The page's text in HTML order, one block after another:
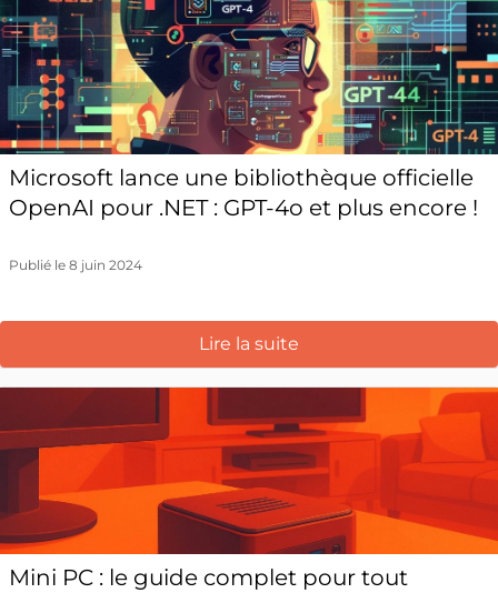
Microsoft lance une bibliothèque officielle
OpenAI pour .NET : GPT-4o et plus encore !
Publié le 8 juin 2024
Lire la suite
Mini PC : le guide complet pour tout